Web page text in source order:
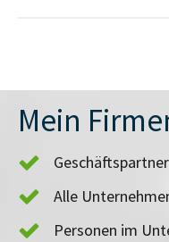
Mein
Alle
Personen im